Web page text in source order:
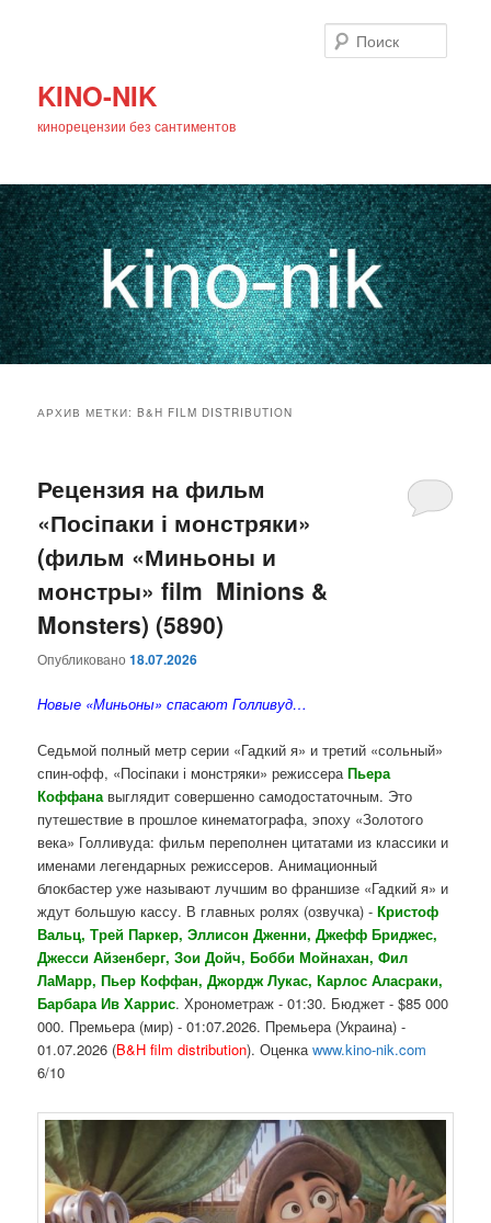
KINO-NIK
кинорецензии без сантиментов
основному
содержимому
дополнительному
содержимому
АРХИВ МЕТКИ:B&H FILM DISTRIBUTION
Рецензия на фильм
«Посіпаки і монстряки»
(фильм «Миньоны и
монстры» film Minions &
Monsters) (5890)
Опубликовано18.07.2026
Новые «Миньоны» спасают Голливуд…
Седьмой полный метр серии «Гадкий я» и третий «сольный»
спин-офф, «Посіпаки і монстряки» режиссераПьера
Коффанавыглядит совершенно самодостаточным. Это
путешествие в прошлое кинематографа, эпоху «Золотого
века» Голливуда: фильм переполнен цитатами из классики и
именами легендарных режиссеров. Анимационный
блокбастер уже называют лучшим во франшизе «Гадкий я» и
ждут большую кассу. В главных ролях (озвучка) -Кристоф
Вальц, Трей Паркер, Эллисон Дженни, Джефф Бриджес,
Джесси Айзенберг, Зои Дойч, Бобби Мойнахан, Фил
ЛаМарр, Пьер Коффан, Джордж Лукас, Карлос Аласраки,
Барбара Ив Харрис. Хронометраж - 01:30. Бюджет - $85 000
000. Премьера (мир) - 01:07.2026. Премьера (Украина) -
01.07.2026 (B&H film distribution). Оценкаwww.kino-nik.com
6/10